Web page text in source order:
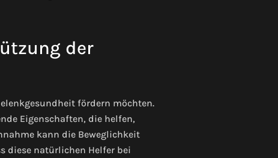
der
fördern möchten.
Eigenschaften, die helfen,
kann die Beweglichkeit
diese natürlichen Helfer bei